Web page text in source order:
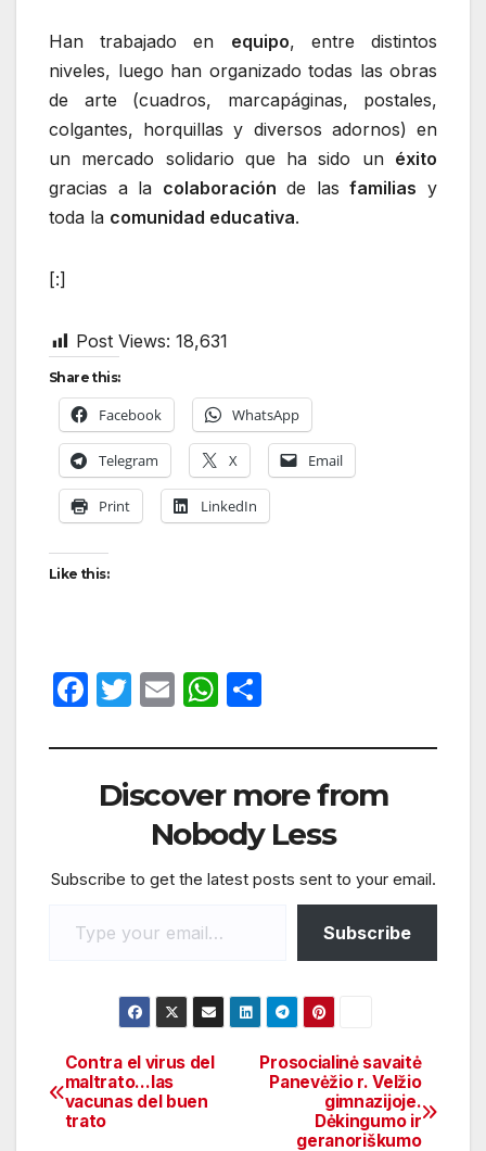
Han trabajado en equipo, entre distintos
niveles, luego han organizado todas las obras
de arte (cuadros, marcapáginas, postales,
colgantes, horquillas y diversos adornos) en
un mercado solidario que ha sido un éxito
gracias a la colaboración de lasfamilias y
toda la comunidad educativa.
[:]
Post Views: 18,631
Share this:
Facebook WhatsApp
Telegram X Email
Print LinkedIn
Like this:
F
c
e
o
o
k
T
itt
er
E
ail
W
at
s
A
p
p
ar
e
Discover more from
Nobody Less
Subscribe to get the latest posts sent to your email.
Subscribe
Prosocialinė savaitė
Panevėžio r. Velžio
gimnazijoje.
Dėkingumo ir
geranoriškumo
Contra el virus del
maltrato…las
vacunas del buen
trato